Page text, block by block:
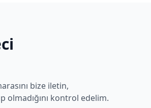
bize iletin,
olmadığını kontrol edelim.